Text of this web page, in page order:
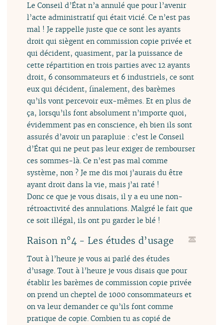
Le Conseil d’État n’a annulé que pour l’avenir
l’acte administratif qui était vicié. Ce n’est pas
mal ! Je rappelle juste que ce sont les ayants
droit qui siègent en commission copie privée et
qui décident, quasiment, par la puissance de
cette répartition en trois parties avec 12 ayants
droit, 6 consommateurs et 6 industriels, ce sont
eux qui décident, finalement, des barèmes
qu’ils vont percevoir eux-mêmes. Et en plus de
ça, lorsqu’ils font absolument n’importe quoi,
évidemment pas en conscience, eh bien ils sont
assurés d’avoir un parapluie : c’est le Conseil
d’État qui ne peut pas leur exiger de rembourser
ces sommes-là. Ce n’est pas mal comme
système, non ? Je me dis moi j’aurais du être
ayant droit dans la vie, mais j’ai raté !
Donc ce que je vous disais, il y a eu une non-
rétroactivité des annulations. Malgré le fait que
ce soit illégal, ils ont pu garder le blé !
Raison n°4 - Les études d’usage
Tout à l’heure je vous ai parlé des études
d’usage. Tout à l’heure je vous disais que pour
établir les barèmes de commission copie privée
on prend un cheptel de 1000 consommateurs et
on va leur demander ce qu’ils font comme
pratique de copie. Combien tu as copié de